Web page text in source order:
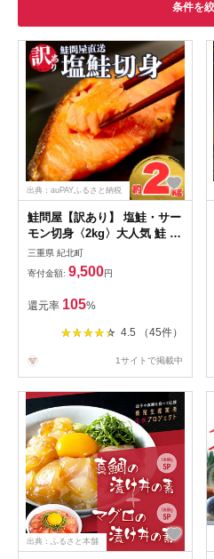
条件を
出典：auPAYふるさと納税
鮭問屋【訳あり】 塩鮭・サー
モン切身〈2kg〉大人気 鮭 切
り身 家計応援 不揃い 鮭問屋
直送【MS03】
三重県 紀北町
寄付金額: 9,500円
還元率 105%
4.5 （45件）
1サイトで掲載中
出典：ふるさと本舗